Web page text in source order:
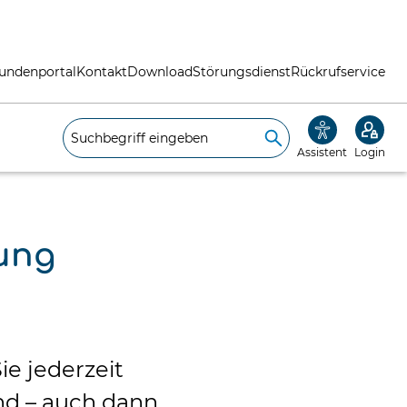
KontaktDownloadStörungsdienstRückrufservice
Assistent Login
jederzeit